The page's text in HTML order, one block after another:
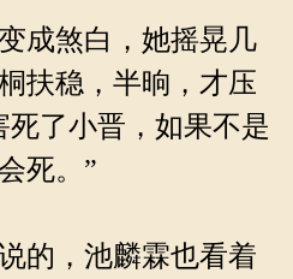
成煞白，她摇晃几
扶稳，半晌，才压
了小晋，如果不是
死。”
的，池麟霖也看着